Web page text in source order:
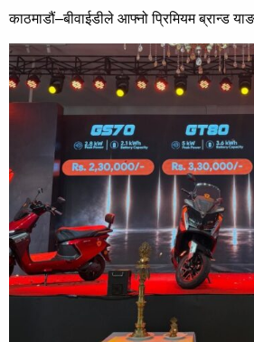
काठमाडौं–बीवाईडीले आफ्नो प्रिमियम ब्रान्ड